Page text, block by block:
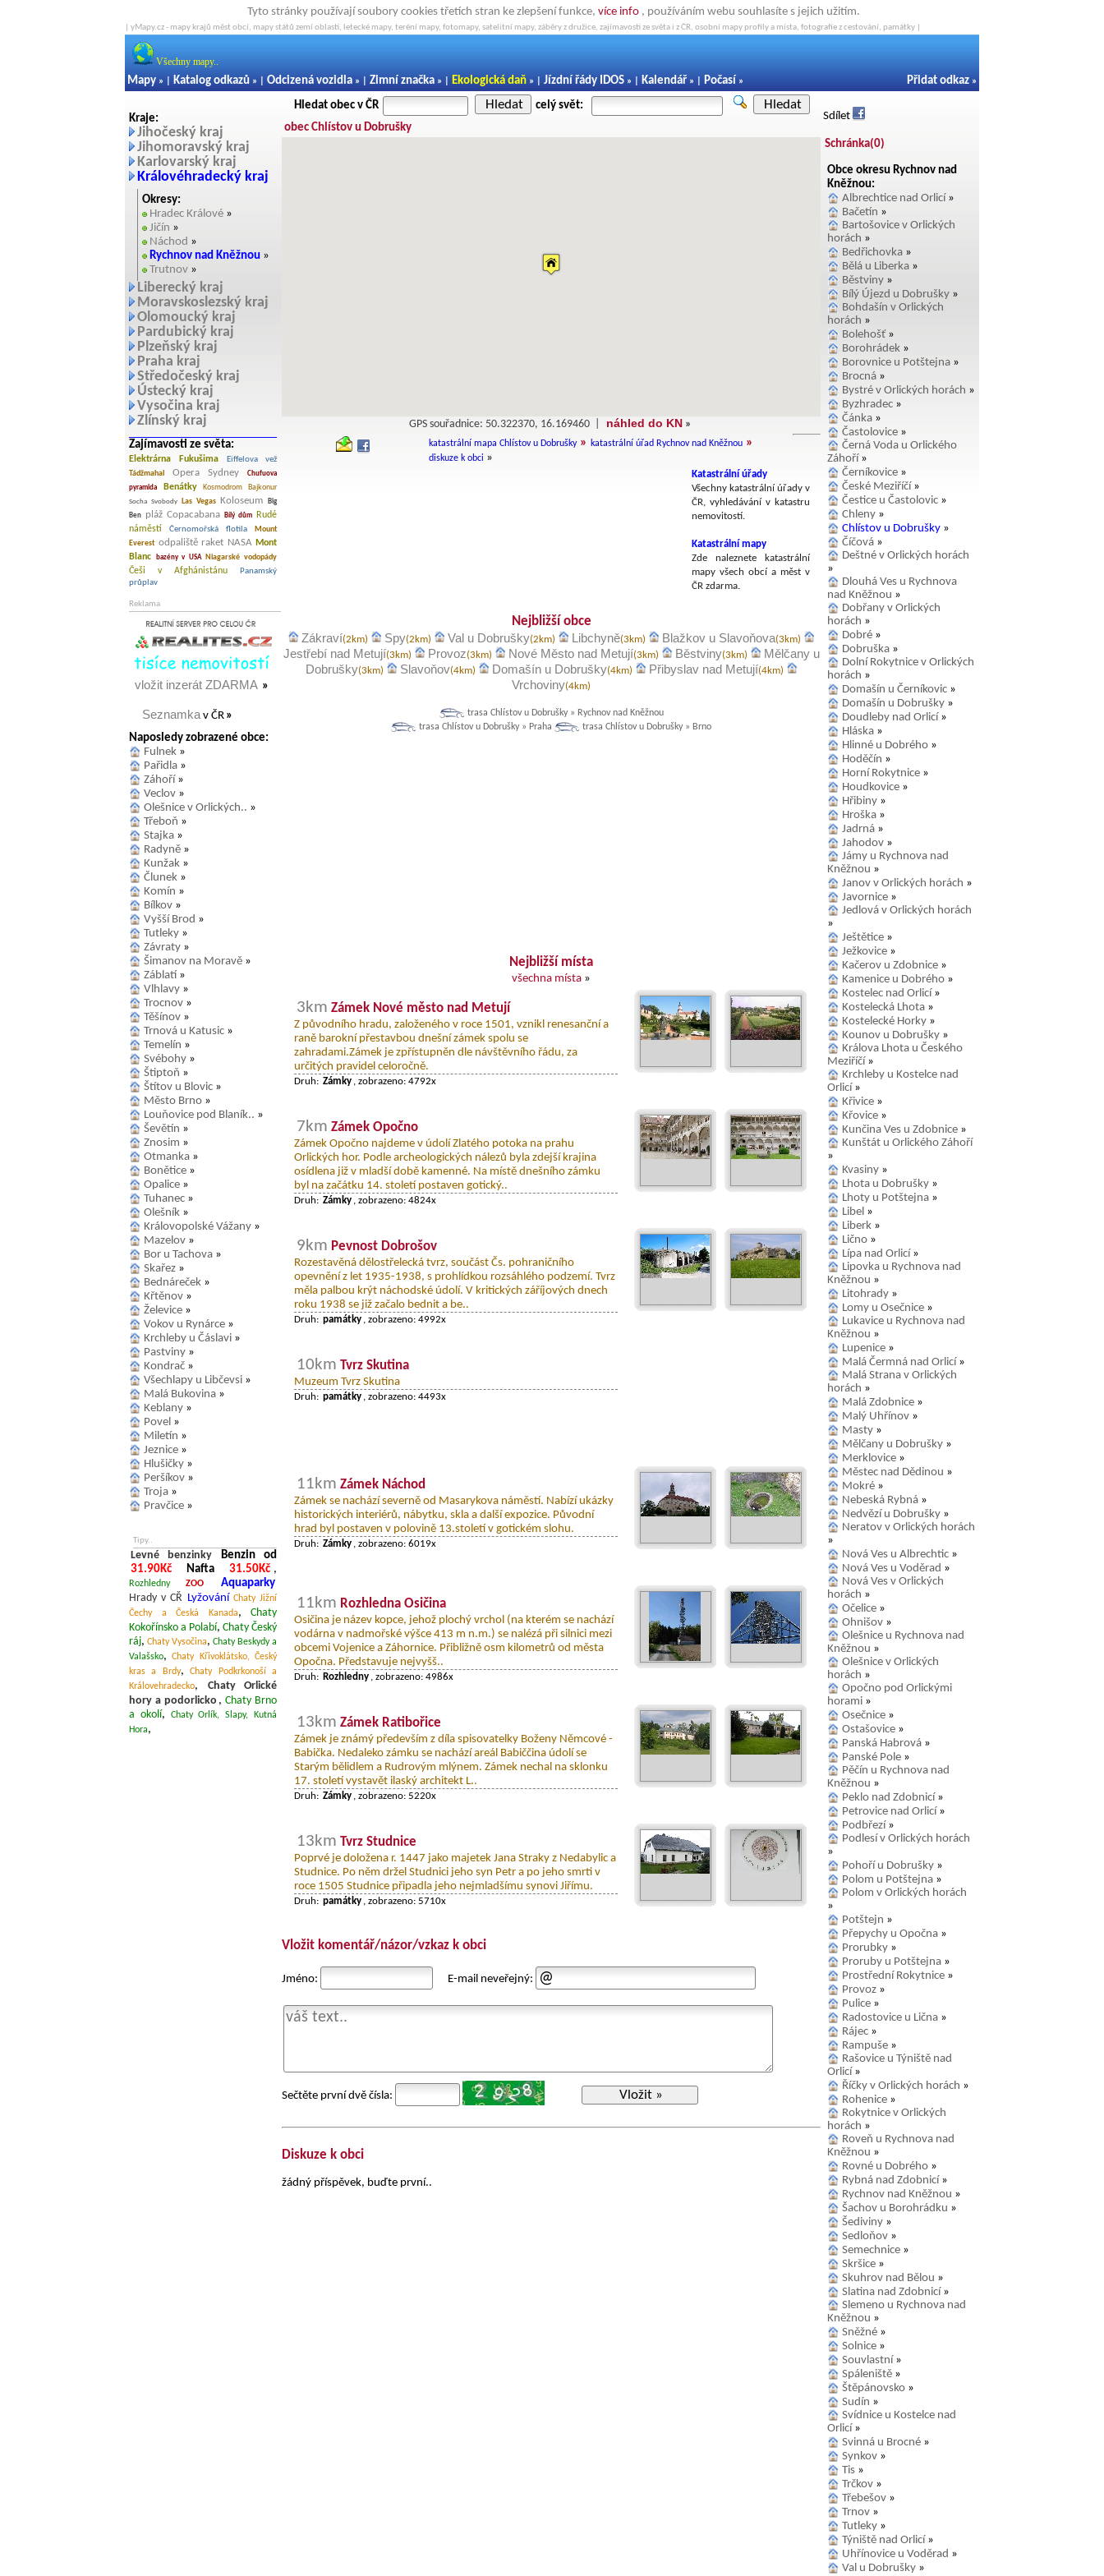
Tyto stránky používají soubory cookies třetích stran ke zlepšení funkce, více info , používáním webu souhlasíte s jejich užitím.
| yMapy.cz - mapy krajů měst obcí, mapy států zemí oblastí, letecké mapy, teréní mapy, fotomapy, satelitní mapy, záběry z družice, zajímavosti ze světa i z ČR, osobní mapy profily a místa, fotografie z cestování, památky |
Všechny mapy..
Mapy » | Katalog odkazů » | Odcizená vozidla » | Zimní značka » | Ekologická daň » | Jízdní řády IDOS » | Kalendář » | Počasí » Přidat odkaz »
Kraje:
Jihočeský kraj
Jihomoravský kraj
Karlovarský kraj
Královéhradecký kraj
Okresy:
Hradec Králové »
Jičín »
Náchod »
Rychnov nad Kněžnou »
Trutnov »
Liberecký kraj
Moravskoslezský kraj
Olomoucký kraj
Pardubický kraj
Plzeňský kraj
Praha kraj
Středočeský kraj
Ústecký kraj
Vysočina kraj
Zlínský kraj
Zajímavosti ze světa:
Elektrárna Fukušima
Eiffelova vež
Tádžmahal
Opera Sydney
Chufuova
pyramida
Benátky Kosmodrom Bajkonur
Socha Svobody Las Vegas Koloseum
Big
Ben
pláž Copacabana Bílý dům
Rudé
náměstí
Černomořská flotila
Mount
Everest odpaliště raket NASA Mont
Blanc
bazény v USA Niagarské vodopády
Češi v Afghánistánu
Panamský
průplav
Reklama
vložit inzerát ZDARMA »
Seznamkav ČR »
Naposledy zobrazené obce:
Fulnek »
Pařidla »
Záhoří »
Veclov »
Olešnice v Orlických.. »
Třeboň »
Stajka »
Radyně »
Kunžak »
Člunek »
Komín »
Bílkov »
Vyšší Brod »
Tutleky »
Závraty »
Šimanov na Moravě »
Záblatí »
Vlhlavy »
Trocnov »
Těšínov »
Trnová u Katusic »
Temelín »
Svébohy »
Štiptoň »
Štítov u Blovic »
Město Brno »
Louňovice pod Blaník.. »
Ševětín »
Znosim »
Otmanka »
Bonětice »
Opalice »
Tuhanec »
Olešník »
Královopolské Vážany »
Mazelov »
Bor u Tachova »
Skařez »
Bednáreček »
Křtěnov »
Želevice »
Vokov u Rynárce »
Krchleby u Čáslavi »
Pastviny »
Kondrač »
Všechlapy u Libčevsi »
Malá Bukovina »
Keblany »
Povel »
Miletín »
Jeznice »
Hlušičky »
Peršíkov »
Troja »
Pravčice »
Tipy..
Levné benzinky Benzin od
31.90Kč
Nafta 31.50Kč ,
Rozhledny ZOO
Aquaparky
Hrady v CŘ Lyžování Chaty Jižní
Čechy a Česká Kanada, Chaty
Kokořínsko a Polabí, Chaty Český
ráj, Chaty Vysočina, Chaty Beskydy a
Valašsko,Chaty Křivoklátsko, Český
kras a Brdy,Chaty Podkrkonoší a
Královehradecko,
Chaty Orlické
hory a podorlicko , Chaty Brno
a okolí,
Chaty Orlík, Slapy, Kutná
Hora,
Hledat obec v ČR Hledat celý svět: Hledat
obec Chlístov u Dobrušky
GPS souřadnice: 50.322370, 16.169460 | náhled do KN »
katastrální mapa Chlístov u Dobrušky» katastrální úřad Rychnov nad Kněžnou »
diskuze k obci »
Katastrální úřady
Všechny katastrální úřady v
ČR, vyhledávání v katastru
nemovitostí.
Katastrální mapy
Zde naleznete katastrální
mapy všech obcí a měst v
ČR zdarma.
Nejbližší obce
Zákraví(2km) Spy(2km) Val u Dobrušky(2km) Libchyně(3km) Blažkov u Slavoňova(3km)
Jestřebí nad Metují(3km) Provoz(3km) Nové Město nad Metují(3km) Běstviny(3km)
Mělčany u
Dobrušky(3km) Slavoňov(4km) Domašín u Dobrušky(4km) Přibyslav nad Metují(4km)
Vrchoviny(4km)
trasa Chlístov u Dobrušky » Rychnov nad Kněžnou
trasa Chlístov u Dobrušky » Praha
trasa Chlístov u Dobrušky » Brno
Nejbližší místa
všechna místa »
3km Zámek Nové město nad Metují
Z původního hradu, založeného v roce 1501, vznikl renesanční a
raně barokní přestavbou dnešní zámek spolu se
zahradami.Zámek je zpřístupněn dle návštěvního řádu, za
určitých pravidel celoročně.
Druh: Zámky , zobrazeno: 4792x
7km Zámek Opočno
Zámek Opočno najdeme v údolí Zlatého potoka na prahu
Orlických hor. Podle archeologických nálezů byla zdejší krajina
osídlena již v mladší době kamenné. Na místě dnešního zámku
byl na začátku 14. století postaven gotický..
Druh: Zámky , zobrazeno: 4824x
9km Pevnost Dobrošov
Rozestavěná dělostřelecká tvrz, součást Čs. pohraničního
opevnění z let 1935-1938, s prohlídkou rozsáhlého podzemí. Tvrz
měla palbou krýt náchodské údolí. V kritických záříjových dnech
roku 1938 se již začalo bednit a be..
Druh: památky , zobrazeno: 4992x
10km Tvrz Skutina
Muzeum Tvrz Skutina
Druh: památky , zobrazeno: 4493x
11km Zámek Náchod
Zámek se nachází severně od Masarykova náměstí. Nabízí ukázky
historických interiérů, nábytku, skla a další expozice. Původní
hrad byl postaven v polovině 13.století v gotickém slohu.
Druh: Zámky , zobrazeno: 6019x
11km Rozhledna Osičina
Osičina je název kopce, jehož plochý vrchol (na kterém se nachází
vodárna v nadmořské výšce 413 m n.m.) se nalézá při silnici mezi
obcemi Vojenice a Záhornice. Přibližně osm kilometrů od města
Opočna. Představuje nejvyšš..
Druh: Rozhledny , zobrazeno: 4986x
13km Zámek Ratibořice
Zámek je známý především z díla spisovatelky Boženy Němcové -
Babička. Nedaleko zámku se nachází areál Babiččina údolí se
Starým bělidlem a Rudrovým mlýnem. Zámek nechal na sklonku
17. století vystavět ilaský architekt L..
Druh: Zámky , zobrazeno: 5220x
13km Tvrz Studnice
Poprvé je doložena r. 1447 jako majetek Jana Straky z Nedabylic a
Studnice. Po něm držel Studnici jeho syn Petr a po jeho smrti v
roce 1505 Studnice připadla jeho nejmladšímu synovi Jiřímu.
Druh: památky , zobrazeno: 5710x
Vložit komentář/názor/vzkaz k obci
Jméno: E-mail neveřejný:
Sečtěte první dvě čísla: Vložit »
Diskuze k obci
žádný příspěvek, buďte první..
Sdílet
Schránka(0)
Obce okresu Rychnov nad
Kněžnou:
Albrechtice nad Orlicí »
Bačetín »
Bartošovice v Orlických
horách »
Bedřichovka »
Bělá u Liberka »
Běstviny »
Bílý Újezd u Dobrušky »
Bohdašín v Orlických
horách »
Bolehošť »
Borohrádek »
Borovnice u Potštejna »
Brocná »
Bystré v Orlických horách »
Byzhradec »
Čánka »
Častolovice »
Černá Voda u Orlického
Záhoří »
Černíkovice »
České Meziříčí »
Čestice u Častolovic »
Chleny »
Chlístov u Dobrušky »
Číčová »
Deštné v Orlických horách
»
Dlouhá Ves u Rychnova
nad Kněžnou »
Dobřany v Orlických
horách »
Dobré »
Dobruška »
Dolní Rokytnice v Orlických
horách »
Domašín u Černíkovic »
Domašín u Dobrušky »
Doudleby nad Orlicí »
Hláska »
Hlinné u Dobrého »
Hoděčín »
Horní Rokytnice »
Houdkovice »
Hřibiny »
Hroška »
Jadrná »
Jahodov »
Jámy u Rychnova nad
Kněžnou »
Janov v Orlických horách »
Javornice »
Jedlová v Orlických horách
»
Ještětice »
Ježkovice »
Kačerov u Zdobnice »
Kamenice u Dobrého »
Kostelec nad Orlicí »
Kostelecká Lhota »
Kostelecké Horky »
Kounov u Dobrušky »
Králova Lhota u Českého
Meziříčí »
Krchleby u Kostelce nad
Orlicí »
Křivice »
Křovice »
Kunčina Ves u Zdobnice »
Kunštát u Orlického Záhoří
»
Kvasiny »
Lhota u Dobrušky »
Lhoty u Potštejna »
Libel »
Liberk »
Lično »
Lípa nad Orlicí »
Lipovka u Rychnova nad
Kněžnou »
Litohrady »
Lomy u Osečnice »
Lukavice u Rychnova nad
Kněžnou »
Lupenice »
Malá Čermná nad Orlicí »
Malá Strana v Orlických
horách »
Malá Zdobnice »
Malý Uhřínov »
Masty »
Mělčany u Dobrušky »
Merklovice »
Městec nad Dědinou »
Mokré »
Nebeská Rybná »
Nedvězí u Dobrušky »
Neratov v Orlických horách
»
Nová Ves u Albrechtic »
Nová Ves u Voděrad »
Nová Ves v Orlických
horách »
Očelice »
Ohnišov »
Olešnice u Rychnova nad
Kněžnou »
Olešnice v Orlických
horách »
Opočno pod Orlickými
horami »
Osečnice »
Ostašovice »
Panská Habrová »
Panské Pole »
Pěčín u Rychnova nad
Kněžnou »
Peklo nad Zdobnicí »
Petrovice nad Orlicí »
Podbřezí »
Podlesí v Orlických horách
»
Pohoří u Dobrušky »
Polom u Potštejna »
Polom v Orlických horách
»
Potštejn »
Přepychy u Opočna »
Prorubky »
Proruby u Potštejna »
Prostřední Rokytnice »
Provoz »
Pulice »
Radostovice u Lična »
Rájec »
Rampuše »
Rašovice u Týniště nad
Orlicí »
Říčky v Orlických horách »
Rohenice »
Rokytnice v Orlických
horách »
Roveň u Rychnova nad
Kněžnou »
Rovné u Dobrého »
Rybná nad Zdobnicí »
Rychnov nad Kněžnou »
Šachov u Borohrádku »
Šediviny »
Sedloňov »
Semechnice »
Skršice »
Skuhrov nad Bělou »
Slatina nad Zdobnicí »
Slemeno u Rychnova nad
Kněžnou »
Sněžné »
Solnice »
Souvlastní »
Spáleniště »
Štěpánovsko »
Sudín »
Svídnice u Kostelce nad
Orlicí »
Svinná u Brocné »
Synkov »
Tis »
Trčkov »
Třebešov »
Trnov »
Tutleky »
Týniště nad Orlicí »
Uhřínovice u Voděrad »
Val u Dobrušky »